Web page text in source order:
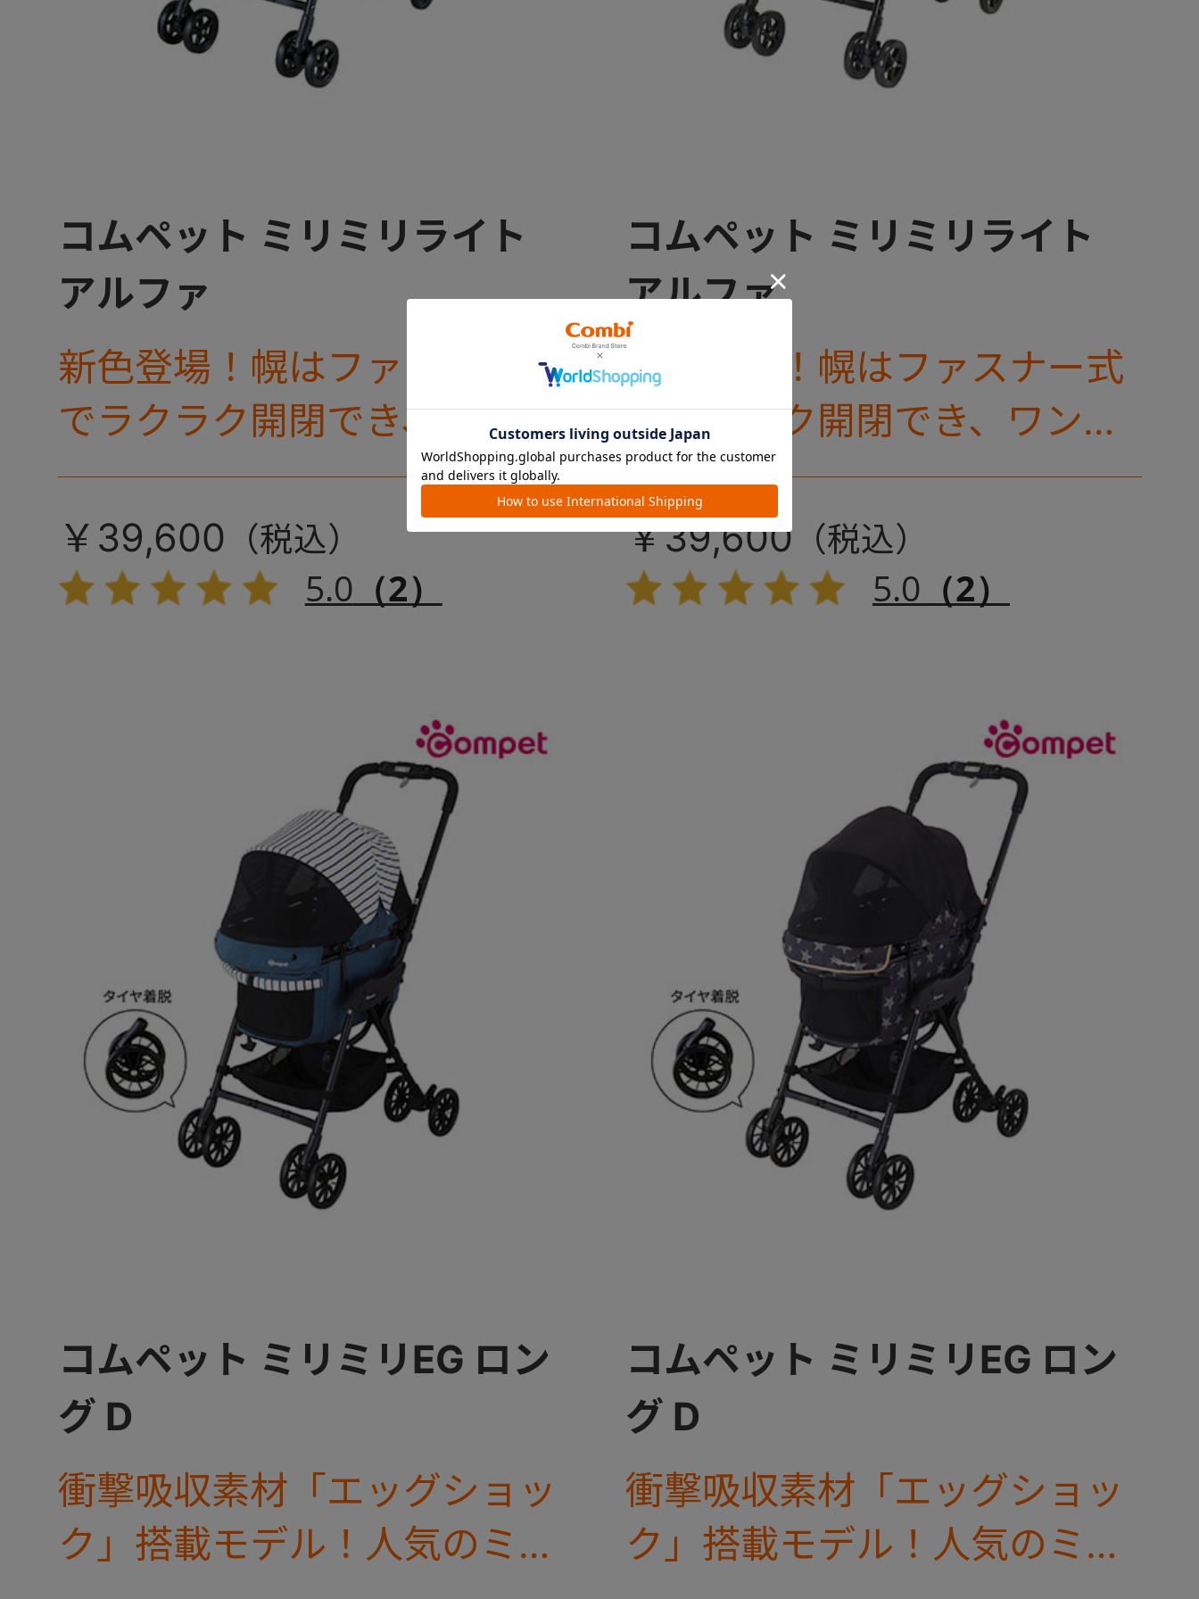
コムペット ミリミリライト
アルファ
新色登場！幌はファスナー式
でラクラク開閉でき、ワンち
ゃんやネコちゃんの抜け出し
を防止！キャリー部前面にメ
ッシュがプラスされた通気性
￥39,600
5.0 （2）
コムペット ミリミリライト
アルファ
新色登場！幌はファスナー式
でラクラク開閉でき、ワンち
ゃんやネコちゃんの抜け出し
を防止！キャリー部前面にメ
ッシュがプラスされた通気性
￥39,600
5.0 （2）
コムペット ミリミリEG ロン
グ D
衝撃吸収素材「エッグショッ
ク」搭載モデル！人気のミリ
コムペット ミリミリEG ロン
グ D
衝撃吸収素材「エッグショッ
ク」搭載モデル！人気のミリ